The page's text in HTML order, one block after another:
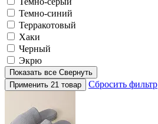
Темно-синий
Терракотовый
Хаки
Черный
Экрю
Показать все Свернуть
Применить 21 товар Сбросить фильтр